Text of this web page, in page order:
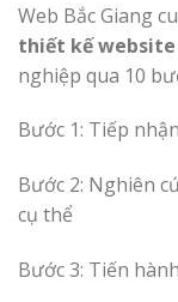
Web Bắc Giang
thiết kế website
nghiệp qua 10
Bước 1: Tiếp
Bước 2: Nghiên
cụ thể
Bước 3: Tiến